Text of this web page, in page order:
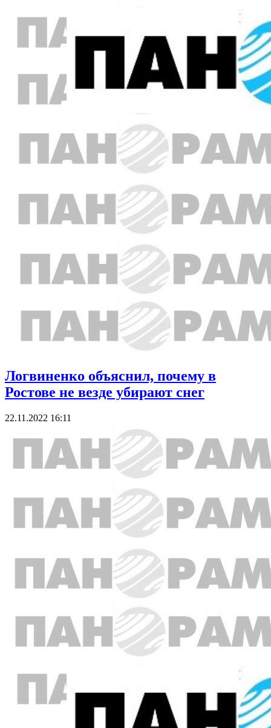
Логвиненко объяснил, почему в
Ростове не везде убирают снег
22.11.2022 16:11